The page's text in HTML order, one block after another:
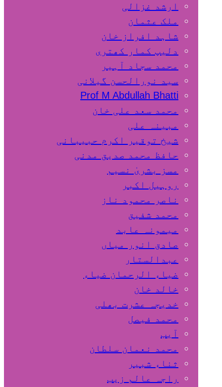
ارشد غزالی
ملک عثمان
شاہد افراز خان
دلیپ کمار کھتری
محمد سجاد آہیر
سید نورالحسن گیلانی
Prof M Abdullah Bhatti
محمد سعد علی خان
مبینہ علی
شیخ توقیر اکرم حبیبانی
حافظ محمد صدیق مدنی
مسز بشریٰ نسیم
روہیل اکبر
ناصر محمود ناز
محمد شفیق
میمونہ عابد
صادق انور میاں
عبدالستار
ضیاء الرحمان ضیاء
خالد خان
خدیجہ عشرت بھلی
محمد فیصل
آیب
محمد نعمان سلطان
ثناء شبیر
راجہ عالم زیب